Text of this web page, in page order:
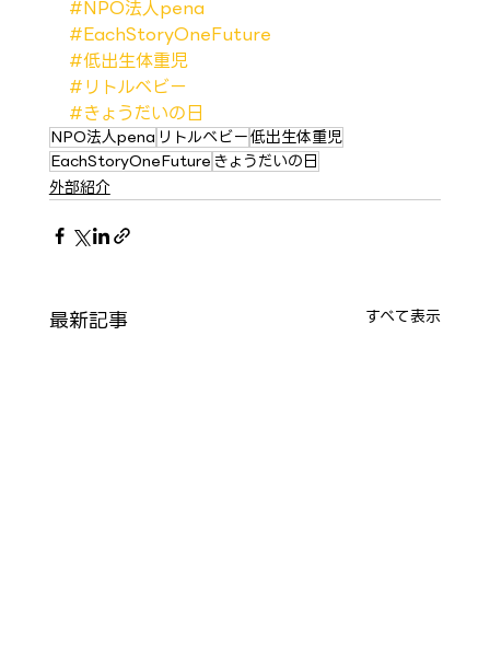
#NPO法人pena
#EachStoryOneFuture
#低出生体重児
#リトルベビー
#きょうだいの日
NPO法人penaリトルベビー低出生体重児
EachStoryOneFutureきょうだいの日
外部紹介
最新記事 すべて表示